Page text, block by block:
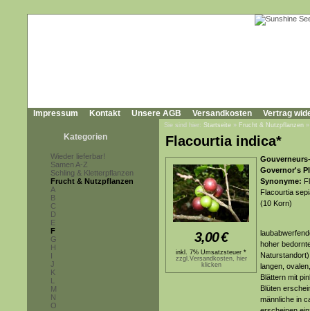
Impressum Kontakt Unsere AGB Versandkosten Vertrag
Kategorien
Wieder lieferbar!
Samen A-Z
Schling & Kletterpflanzen
Frucht & Nutzpflanzen
A
B
C
D
E
F
G
H
I
J
K
L
M
N
O
Sie sind hier: Startseite » Frucht & Nutzpflanzen
Flacourtia indica*
3,00€
inkl. 7% Umsatzsteuer *
zzgl.Versandkosten, hier
klicken
Governor's
Synonyme:
Flacourtia
(10 Korn)
hoher
langen,
Blättern mit
Blüten
männliche in